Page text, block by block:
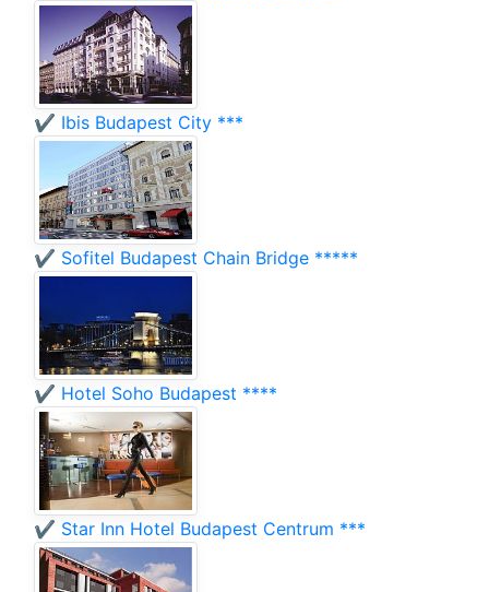
✔️ Ibis Budapest City ***
✔️ Sofitel Budapest Chain Bridge *****
✔️ Hotel Soho Budapest ****
✔️ Star Inn Hotel Budapest Centrum ***